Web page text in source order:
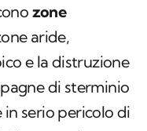
zone
aride,
e la distruzione
di sterminio
serio pericolo di